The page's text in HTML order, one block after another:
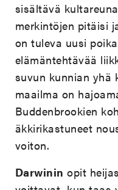
sisältävä
merkintöjen pitäisi
on tuleva uusi
elämäntehtävää
suvun kunnian yhä
maailma on
Buddenbrookien
äkkirikastuneet
voiton.
Darwinin opit